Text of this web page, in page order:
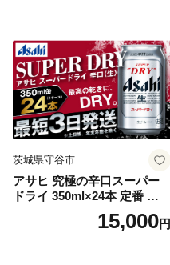
セット 詰め合わせ カクテル
ソーダ割り アルコール ロッ
ク ソーダ ジントニック 】
茨城県守谷市
アサヒ 究極の辛口スーパー
ドライ 350ml×24本 定番 ビー
ル 缶ビール 酒 お酒 アルコー
15,000円